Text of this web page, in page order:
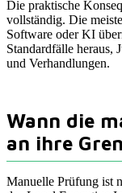
Die praktische
vollständig. Die
Software oder KI
Standardfälle heraus,
und Verhandlungen.
Wann die
an ihre
Manuelle Prüfung ist